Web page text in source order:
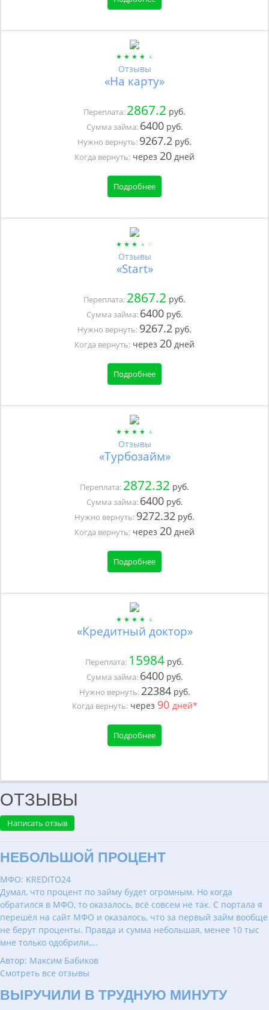
Отзывы
«На карту»
Переплата: 2867.2 руб.
Сумма займа: 6400руб.
Нужно вернуть: 9267.2 руб.
Когда вернуть: через 20 дней
Подробнее
Отзывы
«Start»
Переплата: 2867.2 руб.
Сумма займа: 6400руб.
Нужно вернуть: 9267.2 руб.
Когда вернуть: через 20 дней
Подробнее
Отзывы
«Турбозайм»
Переплата: 2872.32 руб.
Сумма займа: 6400руб.
Нужно вернуть: 9272.32 руб.
Когда вернуть: через 20 дней
Подробнее
«Кредитный доктор»
Переплата: 15984 руб.
Сумма займа: 6400руб.
Нужно вернуть: 22384руб.
Когда вернуть:через 90 дней*
Подробнее
ОТЗЫВЫ
Написать отзыв
НЕБОЛЬШОЙ ПРОЦЕНТ
МФО: KREDITO24
Думал, что процент по займу будет огромным. Но когда
обратился в МФО, то оказалось, всё совсем не так. С портала я
перешёл на сайт МФО и оказалось, что за первый займ вообще
не берут проценты. Правда и сумма небольшая, менее 10 тыс
мне только одобрили,...
Автор: Максим Бабиков
Смотреть все отзывы
ВЫРУЧИЛИ В ТРУДНУЮ МИНУТУ